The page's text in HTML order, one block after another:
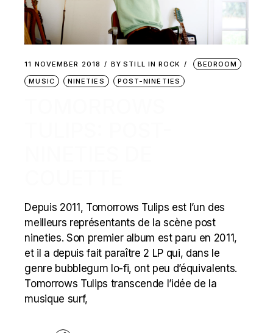
11 NOVEMBER 2018 BY STILL IN ROCK
BEDROOM
MUSIC
NINETIES POST-NINETIES
Depuis 2011, Tomorrows Tulips est l’un des
meilleurs représentants de la scène post
nineties. Son premier album est paru en 2011,
et il a depuis fait paraître 2 LP qui, dans le
genre bubblegum lo-fi, ont peu d’équivalents.
Tomorrows Tulips transcende l’idée de la
musique surf,